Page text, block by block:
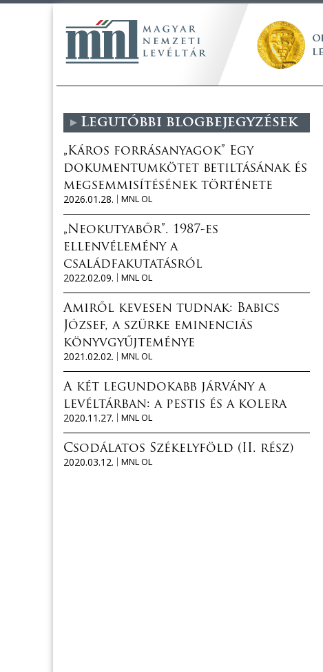
Legutóbbi blogbejegyzések
„Káros forrásanyagok” Egy
dokumentumkötet betiltásának és
megsemmisítésének története
2026.01.28.
MNL OL
„Neokutyabőr”. 1987-es
ellenvélemény a
családfakutatásról
2022.02.09.
MNL OL
Amiről kevesen tudnak: Babics
József, a szürke eminenciás
könyvgyűjteménye
2021.02.02.
MNL OL
A két legundokabb járvány a
levéltárban: a pestis és a kolera
2020.11.27.
MNL OL
Csodálatos Székelyföld (II. rész)
2020.03.12.
MNL OL